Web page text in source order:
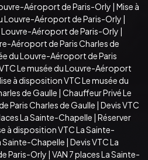
Aéroport de Paris-Orly | Mise à
Louvre-Aéroport de Paris-Orly |
Louvre-Aéroport de Paris-Orly |
Aéroport de Paris Charles de
du Louvre-Aéroport de Paris
Le musée du Louvre-Aéroport
à disposition VTC Le musée du
de Gaulle | Chauffeur Privé Le
Paris Charles de Gaulle | Devis VTC
La Sainte-Chapelle | Réserver
à disposition VTC La Sainte-
Sainte-Chapelle | Devis VTC La
Paris-Orly | VAN 7 places La Sainte-